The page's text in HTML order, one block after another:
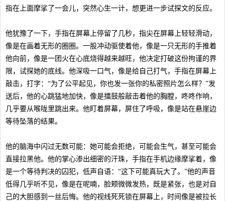
指在上面摩挲了一会儿，突然心生一计，想更进一步试探文的反应。
他犹豫了一下，手指在屏幕上停留了几秒，指尖在屏幕上轻轻滑动，
像是在画着无形的圈圈。一股冲动驱使着他，像是一只无形的手推着
他向前，像是一团火在心底烧得越来越旺，他决定打破这份拘谨的界
限，试探她的底线。他深吸一口气，像是给自己打气，手指在屏幕上
敲击，打字：“为了公平起见，你也发一张你的私密照片怎么样？”发
送后，他的心跳猛地加快，像是擂鼓般敲击着他的胸膛，咚咚作响，
几乎要从喉咙里跳出来。他盯着屏幕，屏住了呼吸，像是站在悬崖边
等待坠落的结果。
他的脑海中闪过无数可能：她可能会拒绝，可能会生气，甚至可能会
直接拉黑他。他的掌心渗出细密的汗珠，手指在手机边缘摩挲着，像
是一个等待判决的囚犯，低声自语：“这下可能真玩大了。”他的声音
低得几乎听不见，像是在呢喃，脸颊微微发热，既是紧张，也是对自
己的大胆感到一丝后悔。他的视线死死锁在屏幕上，时间像是被拉长